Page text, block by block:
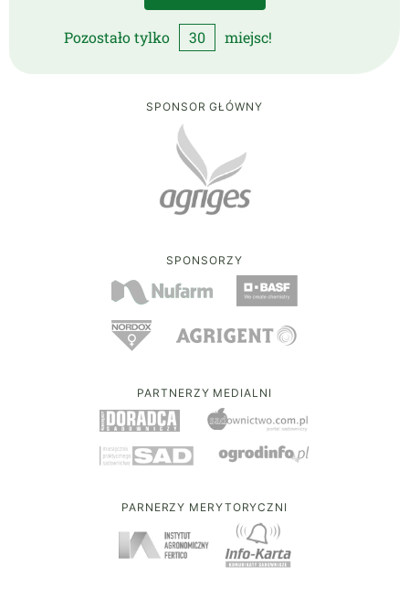
Pozostało tylko 30 miejsc!
SPONSOR GŁÓWNY
SPONSORZY
PARTNERZY MEDIALNI
PARNERZY MERYTORYCZNI